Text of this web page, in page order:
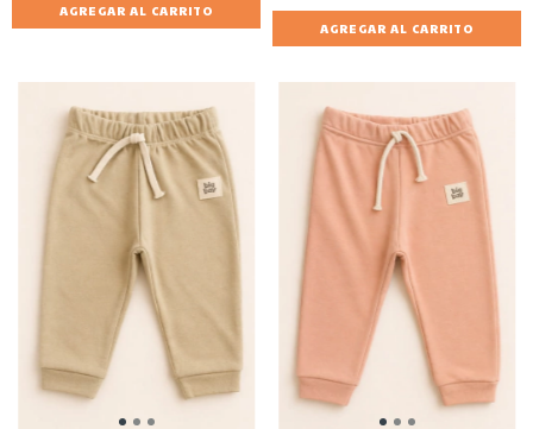
AGREGAR AL CARRITO
AGREGAR AL CARRITO